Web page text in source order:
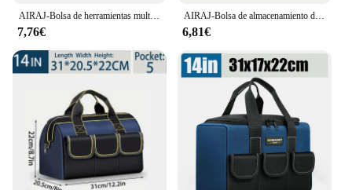
**Built for the Long Haul**
This tool bag is not just a container for your tools;
it's a testament to quality and reliability. The
durable 600D polyester material resists wear and
tear, ensuring that your tools remain safe and
secure. The bolsa de herramientas is designed to
withstand the demands of a busy workday, making it
an essential piece of equipment for anyone who
values efficiency and organization. With its
wholesale availability and supplier support, this
tool bag is not just a purchase; it's an investment in
your professional success.
AIRAJ-Bolsa de herramientas multifunción 1680D, bolsa de electricista de tela Oxford, multibolsillo, impermeable, anticaída, almacenamiento profesional
7,76€
AIRAJ-Bolsa de almacenamiento de herramientas de gran capacidad, 13 pulgadas, resistente al desgaste, múltiples bolsillos, portátil
6,81€